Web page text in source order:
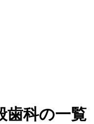
歯科の一覧